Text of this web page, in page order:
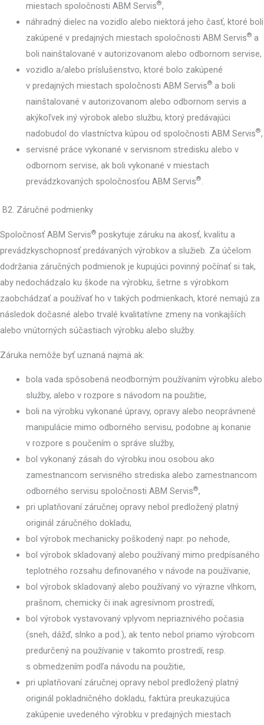
miestach spoločnosti ABM Servis®,
náhradný dielec na vozidlo alebo niektorá jeho časť, ktoré boli
zakúpené v predajných miestach spoločnosti ABM Servis® a
boli nainštalované v autorizovanom alebo odbornom servise,
vozidlo a/alebo príslušenstvo, ktoré bolo zakúpené
v predajných miestach spoločnosti ABM Servis® a boli
nainštalované v autorizovanom alebo odbornom servis a
akýkoľvek iný výrobok alebo službu, ktorý predávajúci
nadobudol do vlastníctva kúpou od spoločnosti ABM Servis®,
servisné práce vykonané v servisnom stredisku alebo v
odbornom servise, ak boli vykonané v miestach
prevádzkovaných spoločnosťou ABM Servis®
B2. Záručné podmienky
Spoločnosť ABM Servis® poskytuje záruku na akosť, kvalitu a
prevádzkyschopnosť predávaných výrobkov a služieb. Za účelom
dodržania záručných podmienok je kupujúci povinný počínať si tak,
aby nedochádzalo ku škode na výrobku, šetrne s výrobkom
zaobchádzať a používať ho v takých podmienkach, ktoré nemajú za
následok dočasné alebo trvalé kvalitatívne zmeny na vonkajších
alebo vnútorných súčastiach výrobku alebo služby.
Záruka nemôže byť uznaná najmä ak:
bola vada spôsobená neodborným používaním výrobku alebo
služby, alebo v rozpore s návodom na použitie,
boli na výrobku vykonané úpravy, opravy alebo neoprávnené
manipulácie mimo odborného servisu, podobne aj konanie
v rozpore s poučením o správe služby,
bol vykonaný zásah do výrobku inou osobou ako
zamestnancom servisného strediska alebo zamestnancom
odborného servisu spoločnosti ABM Servis®,
pri uplatňovaní záručnej opravy nebol predložený platný
originál záručného dokladu,
bol výrobok mechanicky poškodený napr. po nehode,
bol výrobok skladovaný alebo používaný mimo predpísaného
teplotného rozsahu definovaného v návode na používanie,
bol výrobok skladovaný alebo používaný vo výrazne vlhkom,
prašnom, chemicky či inak agresívnom prostredí,
bol výrobok vystavovaný vplyvom nepriaznivého počasia
(sneh, dážď, slnko a pod.), ak tento nebol priamo výrobcom
predurčený na používanie v takomto prostredí, resp.
s obmedzením podľa návodu na použitie,
pri uplatňovaní záručnej opravy nebol predložený platný
originál pokladničného dokladu, faktúra preukazujúca
zakúpenie uvedeného výrobku v predajných miestach